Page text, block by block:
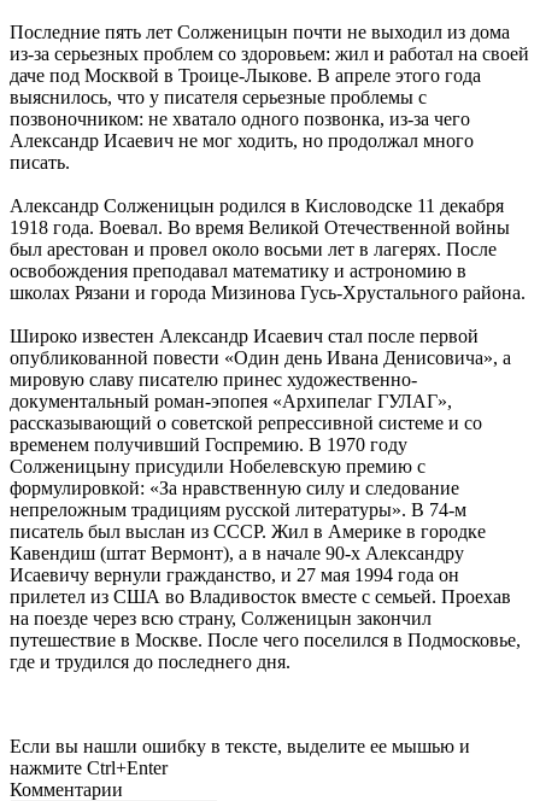
Последние пять лет Солженицын почти не выходил из дома
из-за серьезных проблем со здоровьем: жил и работал на своей
даче под Москвой в Троице-Лыкове. В апреле этого года
выяснилось, что у писателя серьезные проблемы с
позвоночником: не хватало одного позвонка, из-за чего
Александр Исаевич не мог ходить, но продолжал много
писать.
Александр Солженицын родился в Кисловодске 11 декабря
1918 года. Воевал. Во время Великой Отечественной войны
был арестован и провел около восьми лет в лагерях. После
освобождения преподавал математику и астрономию в
школах Рязани и города Мизинова Гусь-Хрустального района.
Широко известен Александр Исаевич стал после первой
опубликованной повести «Один день Ивана Денисовича», а
мировую славу писателю принес художественно-
документальный роман-эпопея «Архипелаг ГУЛАГ»,
рассказывающий о советской репрессивной системе и со
временем получивший Госпремию. В 1970 году
Солженицыну присудили Нобелевскую премию с
формулировкой: «За нравственную силу и следование
непреложным традициям русской литературы». В 74-м
писатель был выслан из СССР. Жил в Америке в городке
Кавендиш (штат Вермонт), а в начале 90-х Александру
Исаевичу вернули гражданство, и 27 мая 1994 года он
прилетел из США во Владивосток вместе с семьей. Проехав
на поезде через всю страну, Солженицын закончил
путешествие в Москве. После чего поселился в Подмосковье,
где и трудился до последнего дня.
Если вы нашли ошибку в тексте, выделите ее мышью и
нажмите Ctrl+Enter
Комментарии